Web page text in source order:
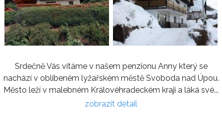
Srdečně Vás vítáme v našem penzionu Anny který se
nachází v oblíbeném lyžařském městě Svoboda nad Úpou.
Město leží v malebném Královéhradeckém kraji a láká své...
zobrazit detail